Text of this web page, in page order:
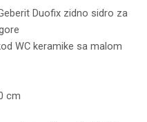
Duofix zidno sidro za
WC keramike sa malom
cm